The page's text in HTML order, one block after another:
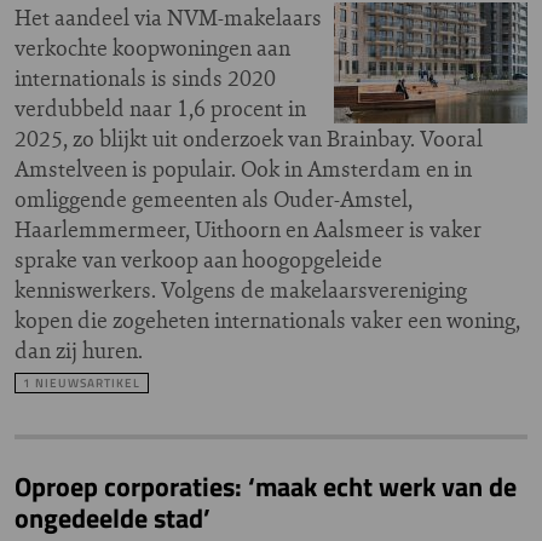
Het aandeel via NVM-makelaars
verkochte koopwoningen aan
internationals is sinds 2020
verdubbeld naar 1,6 procent in
2025, zo blijkt uit onderzoek van Brainbay. Vooral
Amstelveen is populair. Ook in Amsterdam en in
omliggende gemeenten als Ouder-Amstel,
Haarlemmermeer, Uithoorn en Aalsmeer is vaker
sprake van verkoop aan hoogopgeleide
kenniswerkers. Volgens de makelaarsvereniging
kopen die zogeheten internationals vaker een woning,
dan zij huren.
1 NIEUWSARTIKEL
Oproep corporaties: ‘maak echt werk van de
ongedeelde stad’